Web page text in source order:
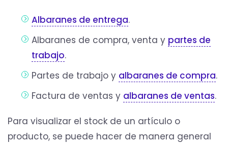
Albaranes de entrega.
Albaranes de compra, venta y partes de
trabajo.
Partes de trabajo y albaranes de compra.
Factura de ventas y albaranes de ventas.
Para visualizar el stock de un artículo o
producto, se puede hacer de manera general